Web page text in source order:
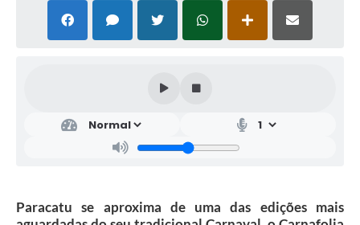
Paracatu se aproxima de uma das edições mais